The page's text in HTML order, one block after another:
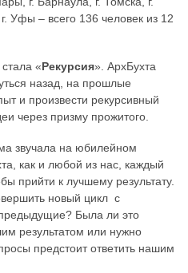
Уфы – всего 136 человек из 12
«Рекурсия». АрхБухта
назад, на прошлые
и произвести рекурсивный
через призму прожитого.
звучала на юбилейном
как и любой из нас, каждый
прийти к лучшему результату.
новый цикл с
Была ли это
результатом или нужно
предстоит ответить нашим